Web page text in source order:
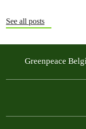
See all posts
Greenpeace